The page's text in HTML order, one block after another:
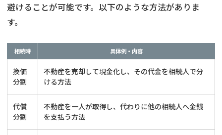
避けることが可能です。以下のような方法がありま
す。
相続時 具体例・内容
換価
分割
不動産を売却して現金化し、その代金を相続人で分
ける方法
代償
分割
不動産を一人が取得し、代わりに他の相続人へ金銭
を支払う方法